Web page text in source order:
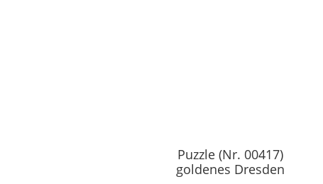
Puzzle (Nr. 00417)
goldenes Dresden